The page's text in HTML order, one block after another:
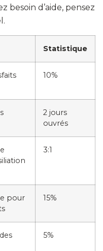
besoin d’aide, pensez
Statistique
10%
2 jours
ouvrés
3:1
pour
15%
5%